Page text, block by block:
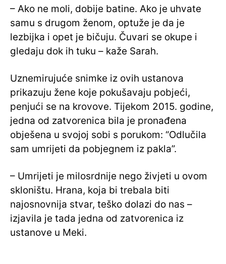
– Ako ne moli, dobije batine. Ako je uhvate
samu s drugom ženom, optuže je da je
lezbijka i opet je bičuju. Čuvari se okupe i
gledaju dok ih tuku – kaže Sarah.
Uznemirujuće snimke iz ovih ustanova
prikazuju žene koje pokušavaju pobjeći,
penjući se na krovove. Tijekom 2015. godine,
jedna od zatvorenica bila je pronađena
obješena u svojoj sobi s porukom: “Odlučila
sam umrijeti da pobjegnem iz pakla”.
– Umrijeti je milosrdnije nego živjeti u ovom
skloništu. Hrana, koja bi trebala biti
najosnovnija stvar, teško dolazi do nas –
izjavila je tada jedna od zatvorenica iz
ustanove u Meki.